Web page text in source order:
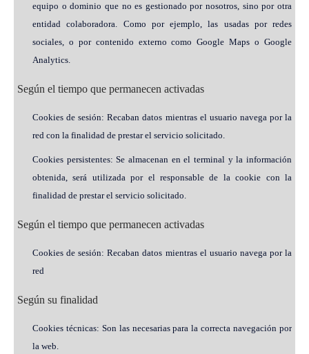
equipo o dominio que no es gestionado por nosotros, sino por otra
entidad colaboradora. Como por ejemplo, las usadas por redes
sociales, o por contenido externo como Google Maps o Google
Analytics.
Según el tiempo que permanecen activadas
Cookies de sesión: Recaban datos mientras el usuario navega por la
red con la finalidad de prestar el servicio solicitado.
Cookies persistentes: Se almacenan en el terminal y la información
obtenida, será utilizada por el responsable de la cookie con la
finalidad de prestar el servicio solicitado.
Según el tiempo que permanecen activadas
Cookies de sesión: Recaban datos mientras el usuario navega por la
red
Según su finalidad
Cookies técnicas: Son las necesarias para la correcta navegación por
la web.